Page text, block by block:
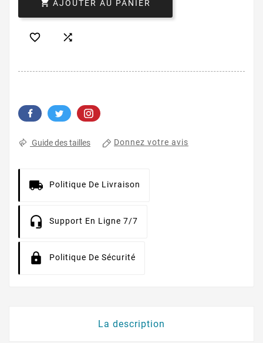
 AJOUTER AU PANIER
 
Guide des tailles Donnez votre avis
Politique De Livraison
Support En Ligne 7/7
Politique De Sécurité
La description